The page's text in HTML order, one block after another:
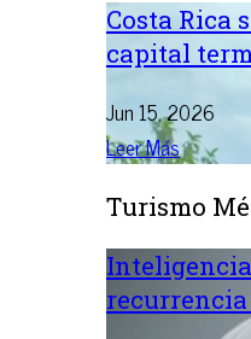
Costa Rica
capital
Jun 15, 2026
Leer Más
Turismo